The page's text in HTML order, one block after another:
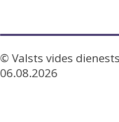
© Valsts vides
06.08.2026